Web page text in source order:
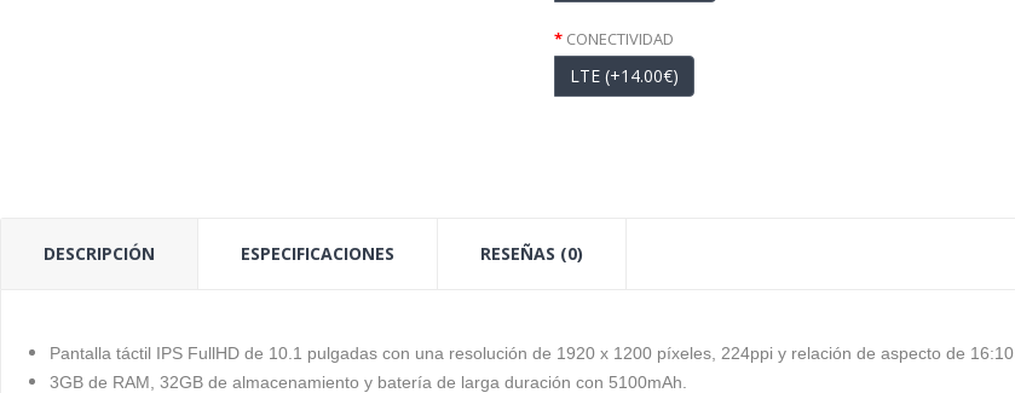
CONECTIVIDAD
LTE (+14.00€)
DESCRIPCIÓN ESPECIFICACIONES RESEÑAS (0)
Pantalla táctil IPS FullHD de 10.1 pulgadas con una resolución de 1920 x 1200 píxeles, 224ppi y relación de aspecto de 16:10
3GB de RAM, 32GB de almacenamiento y batería de larga duración con 5100mAh.